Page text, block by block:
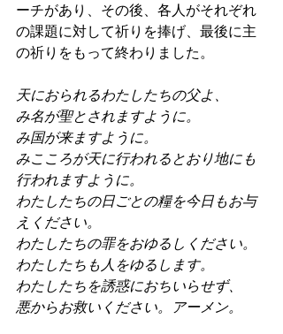
ーチがあり、その後、各人がそれぞれ
の課題に対して祈りを捧げ、最後に主
の祈りをもって終わりました。
天におられるわたしたちの父よ、
み名が聖とされますように。
み国が来ますように。
みこころが天に行われるとおり地にも
行われますように。
わたしたちの日ごとの糧を今日もお与
えください。
わたしたちの罪をおゆるしください。
わたしたちも人をゆるします。
わたしたちを誘惑におちいらせず、
悪からお救いください。アーメン。